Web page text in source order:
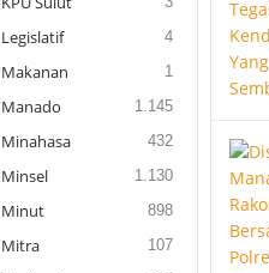
Legislatif 4
Makanan 1
Manado 1.145
Minahasa 432
Minsel 1.130
Minut 898
Mitra 107